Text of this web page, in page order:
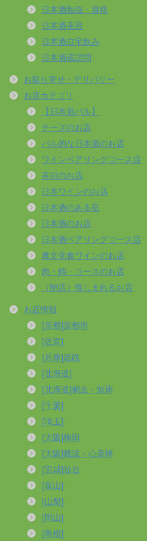
日本酒勉強・資格
日本酒美容
日本酒自宅飲み
日本酒蔵訪問
お取り寄せ・デリバリー
お店カテゴリ
【日本酒バル】
チーズのお店
バル的な日本酒のお店
ワインペアリングコース店
寿司のお店
日本ワインのお店
日本酒のある宿
日本酒のお店
日本酒ペアリングコース店
異文化食ワインのお店
肉・鍋・コースのお店
（閉店）惜しまれるお店
お店情報
[京都]京都市
[佐賀]
[兵庫]姫路
[北海道]
[北海道]網走・知床
[千葉]
[埼玉]
[大阪]梅田
[大阪]難波・心斎橋
[宮城]仙台
[富山]
[山梨]
[岡山]
[島根]